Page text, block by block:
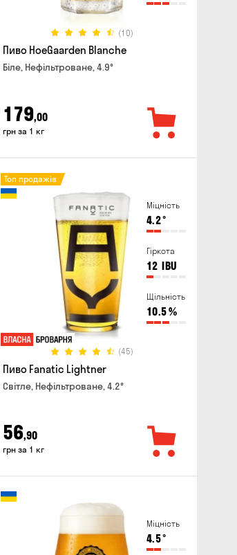
(10)
Пиво HoeGaarden Blanche
Біле, Нефільтроване, 4.9°
179,00
грн за 1 кг
Міцність
4.2°
Гіркота
12 IBU
Щільність
10.5%
(45)
Топ продажів
Пиво Fanatic Lightner
Світле, Нефільтроване, 4.2°
56,90
грн за 1 кг
Міцність
4.5°